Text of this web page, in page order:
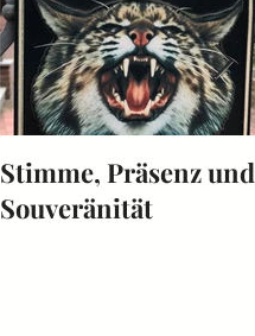
Stimme, Präsenz und
Souveränität